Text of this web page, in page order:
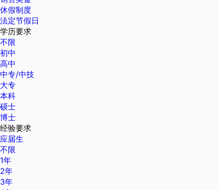
休假制度
法定节假日
学历要求
不限
初中
高中
中专/中技
大专
本科
硕士
博士
经验要求
应届生
不限
1年
2年
3年